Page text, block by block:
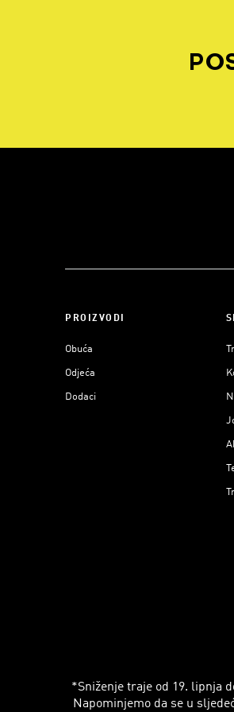
PROIZVODI
Obuća
Odjeća
Dodaci
*Sniženje traje od 19. lipnja
Napominjemo da se u